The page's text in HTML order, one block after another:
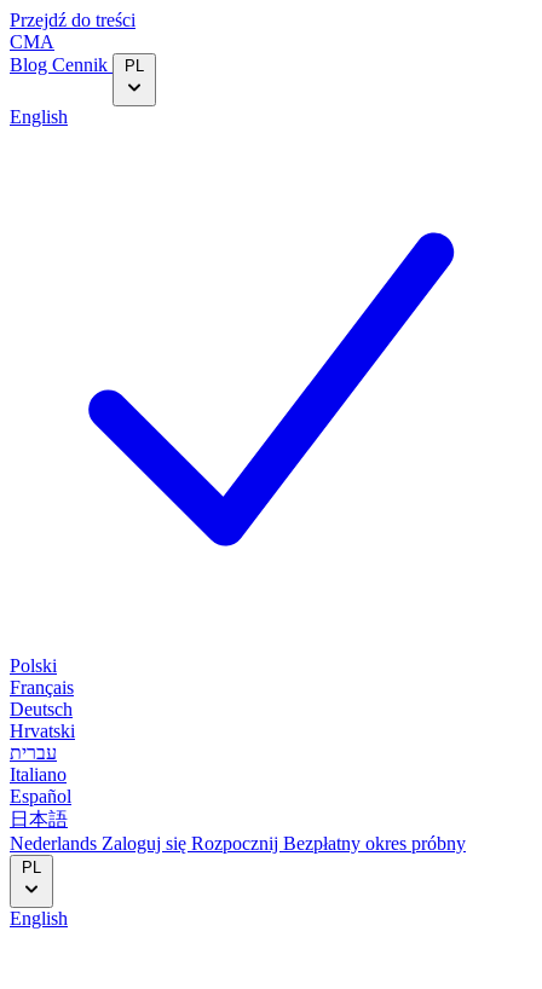
Przejdź do treści
CMA
Blog‎ Cennik PL
English
Polski
Français
Deutsch
Hrvatski
עברית
Italiano
Español
日本語
Nederlands Zaloguj się Rozpocznij Bezpłatny okres próbny
PL
English